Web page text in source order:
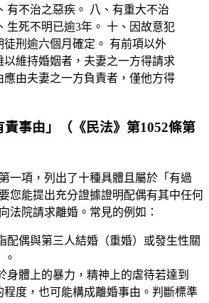
有不治之惡疾。 八、有重大不治
生死不明已逾3年。 十、因故意犯
徒刑逾六個月確定。 有前項以外
以維持婚姻者，夫妻之一方得請求
應由夫妻之一方負責者，僅他方得
責事由」（《民法》第1052條第
一項，列出了十種具體且屬於「有過
您能提出充分證據證明配偶有其中任何
法院請求離婚。常見的例如：
配偶與第三人結婚（重婚）或發生性關
身體上的暴力，精神上的虐待若達到
程度，也可能構成離婚事由。判斷標準